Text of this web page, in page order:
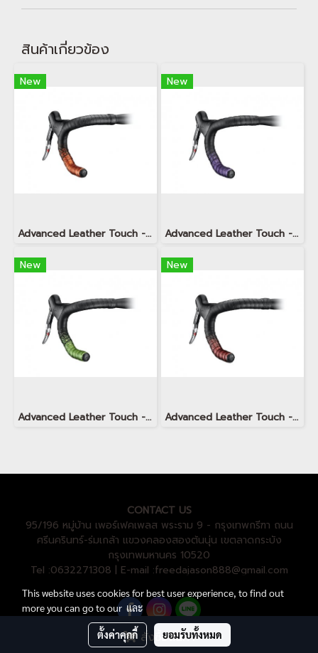
สั่งซื้อสินค้า
สินค้าเกี่ยวข้อง
New
Advanced Leather Touch - Shining Metallic Crystal Orange
New
Advanced Leather Touch - Shining Metallic Amethyst Purple
New
Advanced Leather Touch - Shining Metallic Envy Green
New
Advanced Leather Touch - Shining Metallic Ruby Red
CONTACT US
95/196 หมู่บ้าน เพอร์เฟคเพลส พระราม 9 - กรุงเทพกรีฑา ถนน
ศรีนครินทร์-ร่มเกล้า แขวงคลองสองต้นนุ่น เขตลาดกระบัง
กรุงเทพมหานคร 10520
Tel :0632271308 | E-mail :freedajason888@gmail.com
This website uses cookies for best user experience, to find out
more you can go to our และ
ตั้งค่าคุกกี้ ยอมรับทั้งหมด